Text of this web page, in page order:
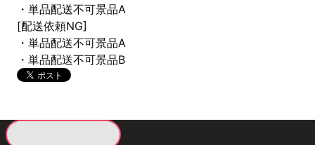
・単品配送不可景品A
[配送依頼NG]
・単品配送不可景品A
・単品配送不可景品B